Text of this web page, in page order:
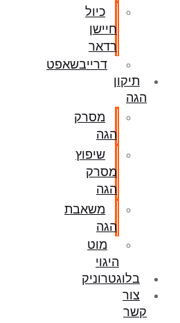
כיול
חיישן
רדאר
דרייבשאפט
תיקון
הגה
מסרק
הגה
שיפוץ
מסרק
הגה
משאבת
הגה
מוט
היגוי
בלוגטרוניק
צור
קשר